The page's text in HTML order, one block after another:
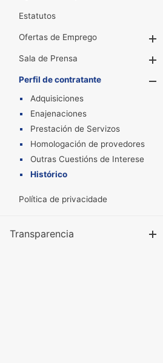
Estatutos
Ofertas de Emprego
Sala de Prensa
Perfil de contratante
Adquisiciones
Enajenaciones
Prestación de Servizos
Homologación de provedores
Outras Cuestións de Interese
Histórico
Política de privacidade
Transparencia